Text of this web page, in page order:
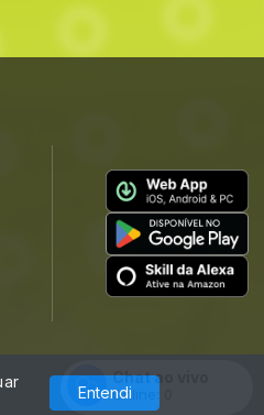
Com a tecnologia
Entendi
Chat ao vivo
Online: